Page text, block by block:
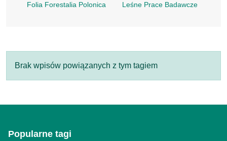
Folia Forestalia Polonica Leśne Prace Badawcze
Brak wpisów powiązanych z tym tagiem
Popularne tagi